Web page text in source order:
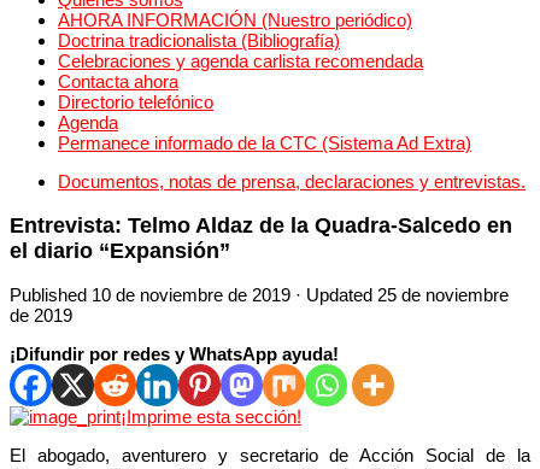
AHORA INFORMACIÓN (Nuestro periódico)
Doctrina tradicionalista (Bibliografía)
Celebraciones y agenda carlista recomendada
Contacta ahora
Directorio telefónico
Agenda
Permanece informado de la CTC (Sistema Ad Extra)
Documentos, notas de prensa, declaraciones y entrevistas.
Entrevista: Telmo Aldaz de la Quadra-Salcedo en
el diario “Expansión”
Published 10 de noviembre de 2019 · Updated 25 de noviembre
de 2019
¡Difundir por redes y WhatsApp ayuda!
¡Imprime esta sección!
El abogado, aventurero y secretario de Acción Social de la